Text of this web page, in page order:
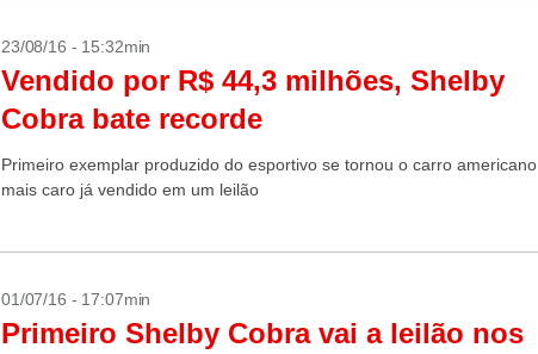
23/08/16 - 15:32min
Vendido por R$ 44,3 milhões, Shelby
Cobra bate recorde
Primeiro exemplar produzido do esportivo se tornou o carro americano
mais caro já vendido em um leilão
01/07/16 - 17:07min
Primeiro Shelby Cobra vai a leilão nos